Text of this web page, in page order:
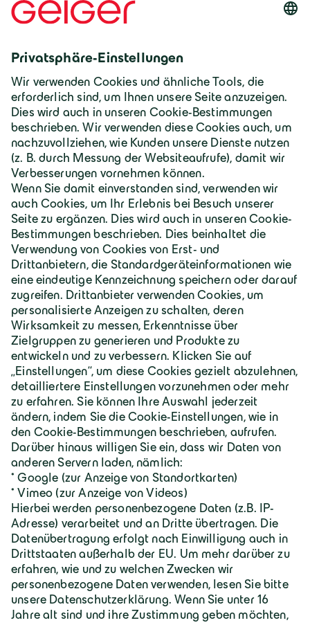
Sie bitte dem
Ja, ich willige ein.
Deutschland | Deutsch
Geiger Gruppe
Über Geiger
Karriere
Geiger Gruppe
Wilhelm-Geiger-Straße 1
87561 Oberstdorf
+49 8322 18 0